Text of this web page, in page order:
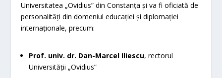
Universitatea „Ovidius” din Constanța și va fi oficiată de
personalități din domeniul educației și diplomației
internaționale, precum:
Prof. univ. dr. Dan-Marcel Iliescu, rectorul
Universității „Ovidius”